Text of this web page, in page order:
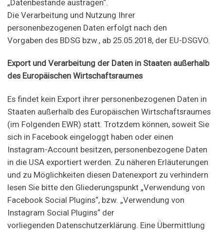
„Datenbestände austragen“.
Die Verarbeitung und Nutzung Ihrer
personenbezogenen Daten erfolgt nach den
Vorgaben des BDSG bzw., ab 25.05.2018, der EU-DSGVO.
Export und Verarbeitung der Daten in Staaten außerhalb
des Europäischen Wirtschaftsraumes
Es findet kein Export ihrer personenbezogenen Daten in
Staaten außerhalb des Europäischen Wirtschaftsraumes
(im Folgenden EWR) statt. Trotzdem können, soweit Sie
sich in Facebook eingeloggt haben oder einen
Instagram-Account besitzen, personenbezogene Daten
in die USA exportiert werden. Zu näheren Erläuterungen
und zu Möglichkeiten diesen Datenexport zu verhindern
lesen Sie bitte den Gliederungspunkt „Verwendung von
Facebook Social Plugins“, bzw. „Verwendung von
Instagram Social Plugins“ der
vorliegenden Datenschutzerklärung. Eine Übermittlung